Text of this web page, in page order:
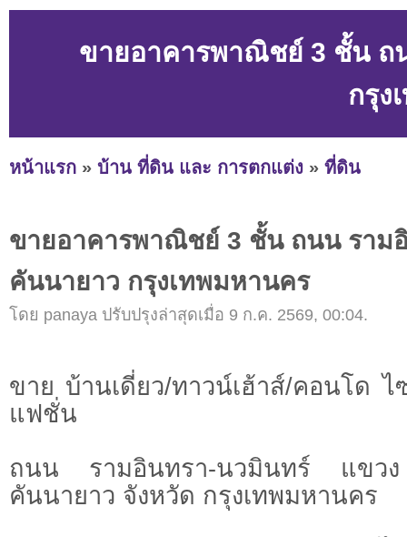
ขายอาคารพาณิชย์ 3 ชั้น ถ
กรุง
หน้าแรก » บ้าน ที่ดิน และ การตกแต่ง » ที่ดิน
ขายอาคารพาณิชย์ 3 ชั้น ถนน ราม
คันนายาว กรุงเทพมหานคร
โดย panaya ปรับปรุงล่าสุดเมื่อ 9 ก.ค. 2569, 00:04.
ขาย บ้านเดี่ยว/ทาวน์เฮ้าส์/คอนโด
แฟชั่น
ถนน รามอินทรา-นวมินทร์ แขว
คันนายาว จังหวัด กรุงเทพมหานคร